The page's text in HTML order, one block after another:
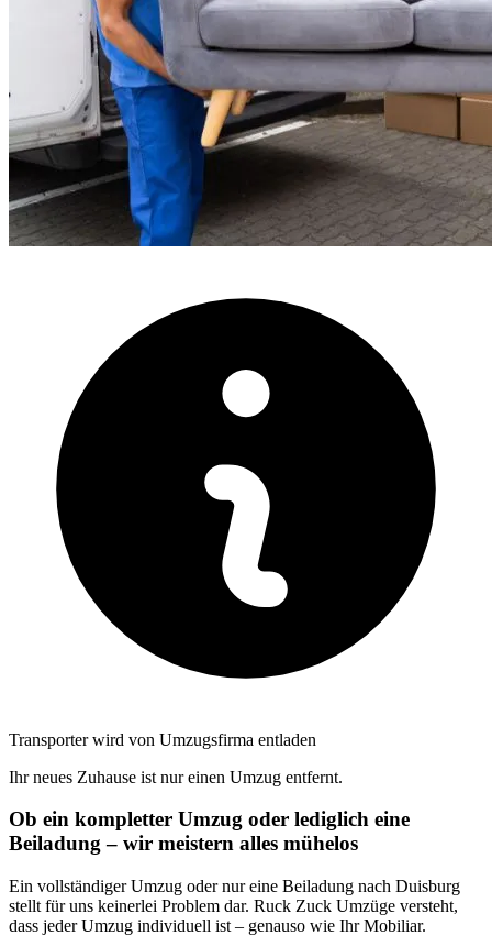
Transporter wird von Umzugsfirma entladen
Ihr neues Zuhause ist nur einen Umzug entfernt.
Ob ein kompletter Umzug oder lediglich eine
Beiladung – wir meistern alles mühelos
Ein vollständiger Umzug oder nur eine Beiladung nach Duisburg
stellt für uns keinerlei Problem dar. Ruck Zuck Umzüge versteht,
dass jeder Umzug individuell ist – genauso wie Ihr Mobiliar.